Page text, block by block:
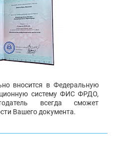
вносится в Федеральную
систему ФИС ФРДО,
всегда сможет
Вашего документа.